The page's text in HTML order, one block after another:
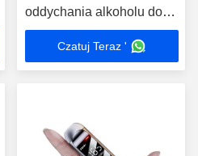
oddychania alkoholu do
użytku osobistego Test
XJ1000Czatuj Teraz '